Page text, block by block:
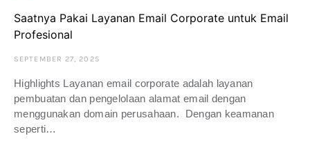
Saatnya Pakai Layanan Email Corporate untuk Email
Profesional
SEPTEMBER 27, 2025
Highlights Layanan email corporate adalah layanan
pembuatan dan pengelolaan alamat email dengan
menggunakan domain perusahaan. Dengan keamanan
seperti…